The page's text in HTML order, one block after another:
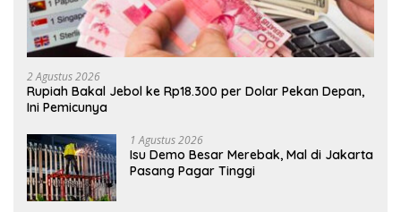
2 Agustus 2026
Rupiah Bakal Jebol ke Rp18.300 per Dolar Pekan Depan,
Ini Pemicunya
1 Agustus 2026
Isu Demo Besar Merebak, Mal di Jakarta
Pasang Pagar Tinggi